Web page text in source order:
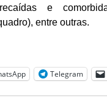
e
entre outras.
Telegram